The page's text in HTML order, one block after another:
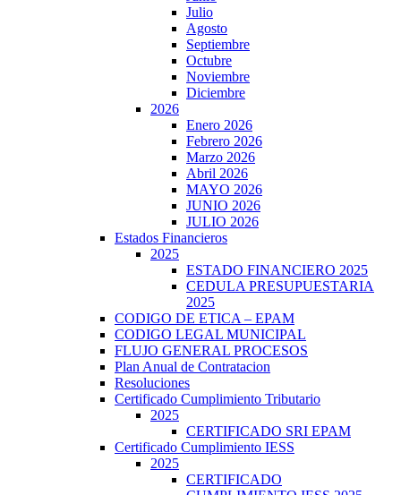
Julio
Agosto
Septiembre
Octubre
Noviembre
Diciembre
2026
Enero 2026
Febrero 2026
Marzo 2026
Abril 2026
MAYO 2026
JUNIO 2026
JULIO 2026
Estados Financieros
2025
ESTADO FINANCIERO 2025
CEDULA PRESUPUESTARIA
2025
CODIGO DE ETICA – EPAM
CODIGO LEGAL MUNICIPAL
FLUJO GENERAL PROCESOS
Plan Anual de Contratacion
Resoluciones
Certificado Cumplimiento Tributario
2025
CERTIFICADO SRI EPAM
Certificado Cumplimiento IESS
2025
CERTIFICADO